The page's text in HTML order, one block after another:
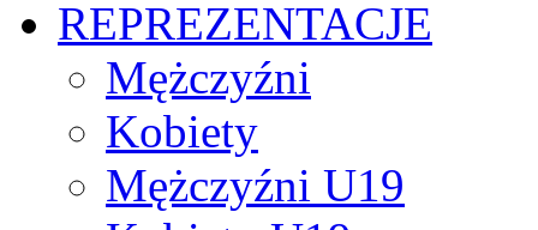
REPREZENTACJE
Mężczyźni
Kobiety
Mężczyźni U19